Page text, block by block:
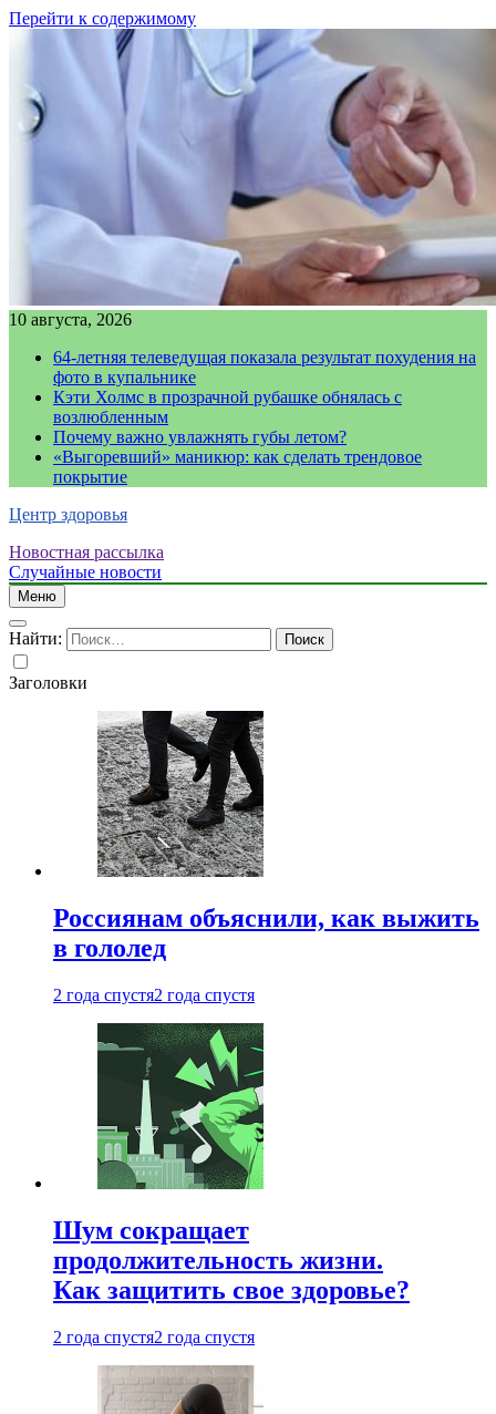
Перейти к содержимому
10 августа, 2026
64-летняя телеведущая показала результат похудения на
фото в купальнике
Кэти Холмс в прозрачной рубашке обнялась с
возлюбленным
Почему важно увлажнять губы летом?
«Выгоревший» маникюр: как сделать трендовое
покрытие
Центр здоровья
Новостная рассылка
Случайные новости
Меню
Найти:
Заголовки
Россиянам объяснили, как выжить
в гололед
2 года спустя2 года спустя
Шум сокращает
продолжительность жизни.
Как защитить свое здоровье?
2 года спустя2 года спустя